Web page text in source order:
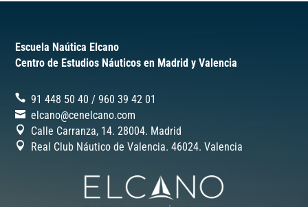
Escuela Naútica Elcano
Centro de Estudios Náuticos en Madrid y Valencia
91 448 50 40 /‎960 39 42 01
elcano@cenelcano.com
Calle Carranza, 14. 28004. Madrid
Real Club Náutico de Valencia. 46024. Valencia